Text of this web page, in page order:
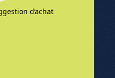
d’achat